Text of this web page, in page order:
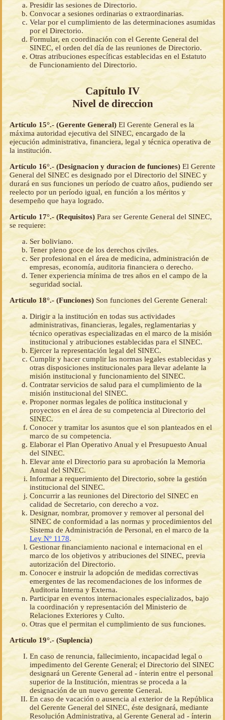
Presidir las sesiones de Directorio.
Convocar a sesiones ordinarias o extraordinarias.
Velar por el cumplimiento de las determinaciones asumidas
por el Directorio.
Formular, en coordinación con el Gerente General del
SINEC, el orden del día de las reuniones de Directorio.
Otras atribuciones específicas establecidas en el Estatuto
de Funcionamiento del Directorio.
Capítulo IV
Nivel de direccion
Artículo 15°.- (Gerente General) El Gerente General es la
máxima autoridad ejecutiva del SINEC, encargado de la
ejecución administrativa, financiera, legal y técnica operativa de
la institución.
Artículo 16°.- (Designacion y duracion de funciones) El Gerente
General del SINEC es designado por el Directorio del SINEC y
durará en sus funciones un período de cuatro años, pudiendo ser
reelecto por un período igual, en función a los méritos y
desempeño que haya logrado.
Artículo 17°.- (Requisitos) Para ser Gerente General del SINEC,
se requiere:
Ser boliviano.
Tener pleno goce de los derechos civiles.
Ser profesional en el área de medicina, administración de
empresas, economía, auditoria financiera o derecho.
Tener experiencia mínima de tres años en el campo de la
seguridad social.
Artículo 18°.- (Funciones) Son funciones del Gerente General:
Dirigir a la institución en todas sus actividades
administrativas, financieras, legales, reglamentarias y
técnico operativas especializadas en el marco de la misión
institucional y atribuciones establecidas para el SINEC.
Ejercer la representación legal del SINEC.
Cumplir y hacer cumplir las normas legales establecidas y
otras disposiciones institucionales para llevar adelante la
misión institucional y funcionamiento del SINEC.
Contratar servicios de salud para el cumplimiento de la
misión institucional del SINEC.
Proponer normas legales de política institucional y
proyectos en el área de su competencia al Directorio del
SINEC.
Conocer y tramitar los asuntos que el son planteados en el
marco de su competencia.
Elaborar el Plan Operativo Anual y el Presupuesto Anual
del SINEC.
Elevar ante el Directorio para su aprobación la Memoria
Anual del SINEC.
Informar a requerimiento del Directorio, sobre la gestión
institucional del SINEC.
Concurrir a las reuniones del Directorio del SINEC en
calidad de Secretario, con derecho a voz.
Designar, nombrar, promover y remover al personal del
SINEC de conformidad a las normas y procedimientos del
Sistema de Administración de Personal, en el marco de la
Ley Nº 1178.
Gestionar financiamiento nacional e internacional en el
marco de los objetivos y atribuciones del SINEC, previa
autorización del Directorio.
Conocer e instruir la adopción de medidas correctivas
emergentes de las recomendaciones de los informes de
Auditoria Interna y Externa.
Participar en eventos internacionales especializados, bajo
la coordinación y representación del Ministerio de
Relaciones Exteriores y Culto.
Otras que el permitan el cumplimiento de sus funciones.
Artículo 19°.- (Suplencia)
En caso de renuncia, fallecimiento, incapacidad legal o
impedimento del Gerente General; el Directorio del SINEC
designará un Gerente General ad - ínterin entre el personal
superior de la Institución, mientras se proceda a la
designación de un nuevo gerente General.
En caso de vacación o ausencia al exterior de la República
del Gerente General del SINEC, éste designará, mediante
Resolución Administrativa, al Gerente General ad - ínterin